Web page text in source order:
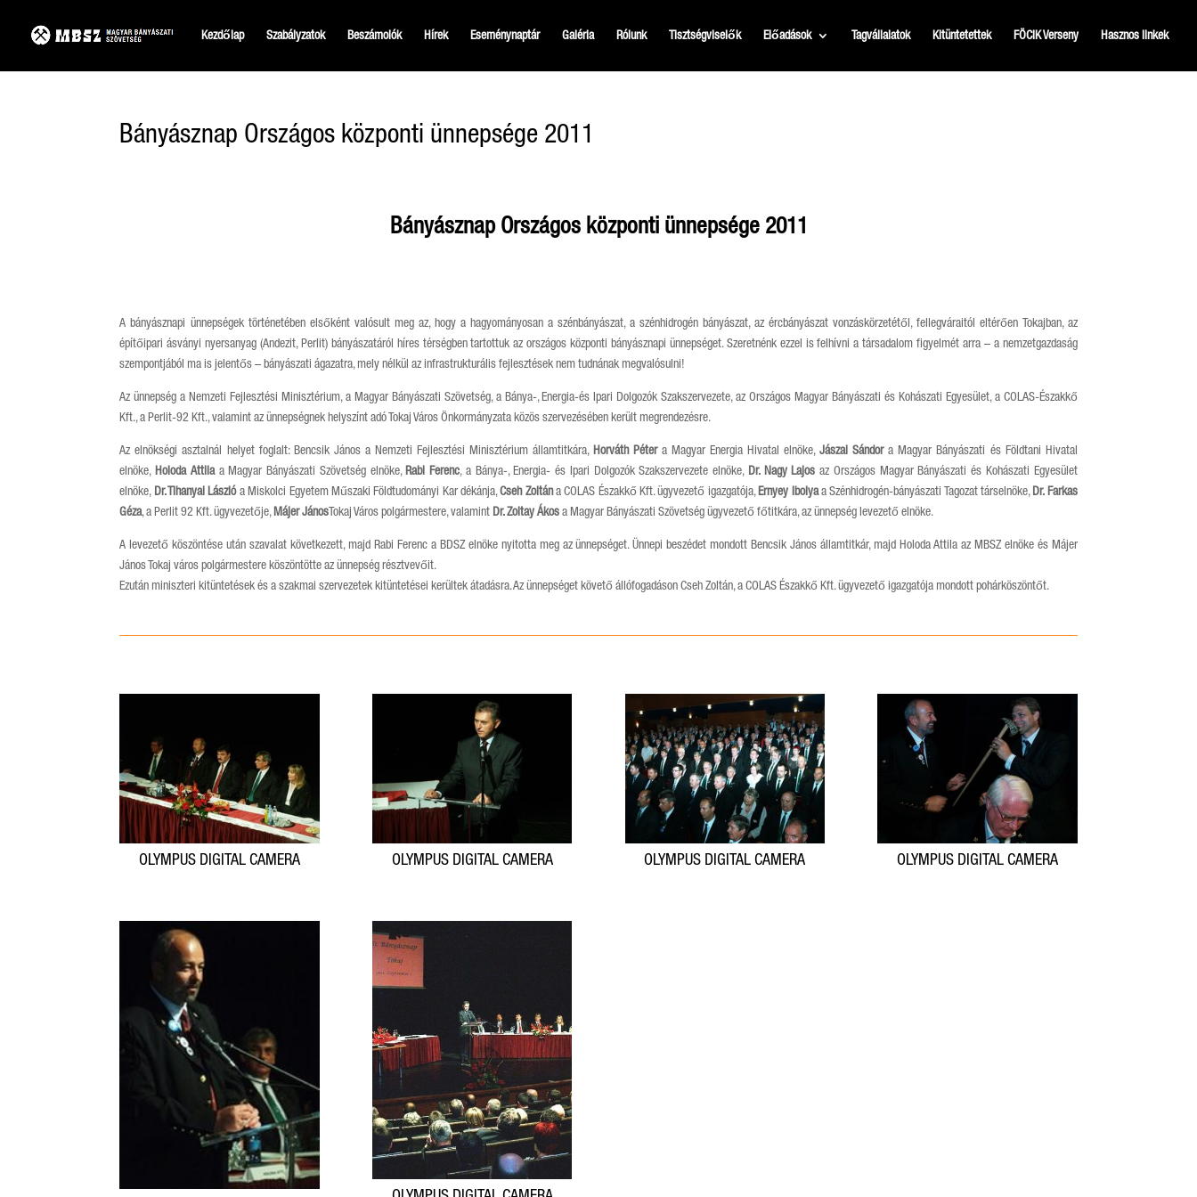
Kezdőlap Szabályzatok Beszámolók Hírek Eseménynaptár Galéria Rólunk Tisztségviselők Előadások Tagvállalatok Kitüntetettek FÖCIK Verseny Hasznos linkek
Bányásznap Országos központi ünnepsége 2011
Bányásznap Országos központi ünnepsége 2011
A bányásznapi ünnepségek történetében elsőként valósult meg az, hogy a hagyományosan a szénbányászat, a szénhidrogén bányászat, az ércbányászat vonzáskörzetétől, fellegváraitól eltérően Tokajban, az
építőipari ásványi nyersanyag (Andezit, Perlit) bányászatáról híres térségben tartottuk az országos központi bányásznapi ünnepséget. Szeretnénk ezzel is felhívni a társadalom figyelmét arra – a nemzetgazdaság
szempontjából ma is jelentős – bányászati ágazatra, mely nélkül az infrastrukturális fejlesztések nem tudnának megvalósulni!
Az ünnepség a Nemzeti Fejlesztési Minisztérium, a Magyar Bányászati Szövetség, a Bánya-, Energia-és Ipari Dolgozók Szakszervezete, az Országos Magyar Bányászati és Kohászati Egyesület, a COLAS-Északkő
Kft., a Perlit-92 Kft., valamint az ünnepségnek helyszínt adó Tokaj Város Önkormányzata közös szervezésében került megrendezésre.
Az elnökségi asztalnál helyet foglalt: Bencsik János a Nemzeti Fejlesztési Minisztérium államtitkára, Horváth Pétera Magyar Energia Hivatal elnöke,Jászai Sándora Magyar Bányászati és Földtani Hivatal
elnöke, Holoda Attila a Magyar Bányászati Szövetség elnöke, Rabi Ferenc, a Bánya-, Energia- és Ipari Dolgozók Szakszervezete elnöke, Dr. Nagy Lajos az Országos Magyar Bányászati és Kohászati Egyesület
elnöke, Dr. Tihanyai Lászlóa Miskolci Egyetem Műszaki Földtudományi Kar dékánja,Cseh Zoltána COLAS Északkő Kft. ügyvezető igazgatója, Ernyey Ibolyaa Szénhidrogén-bányászati Tagozat társelnöke, Dr. Farkas
Géza, a Perlit 92 Kft. ügyvezetője, Májer János Tokaj Város polgármestere, valamint Dr. Zoltay Ákos a Magyar Bányászati Szövetség ügyvezető főtitkára, az ünnepség levezető elnöke.
A levezető köszöntése után szavalat következett, majd Rabi Ferenc a BDSZ elnöke nyitotta meg az ünnepséget. Ünnepi beszédet mondott Bencsik János államtitkár, majd Holoda Attila az MBSZ elnöke és Májer
János Tokaj város polgármestere köszöntötte az ünnepség résztvevőit.
Ezután miniszteri kitüntetések és a szakmai szervezetek kitüntetései kerültek átadásra. Az ünnepséget követő állófogadáson Cseh Zoltán, a COLAS Északkő Kft. ügyvezető igazgatója mondott pohárköszöntőt.
OLYMPUS DIGITAL CAMERA OLYMPUS DIGITAL CAMERA OLYMPUS DIGITAL CAMERA OLYMPUS DIGITAL CAMERA